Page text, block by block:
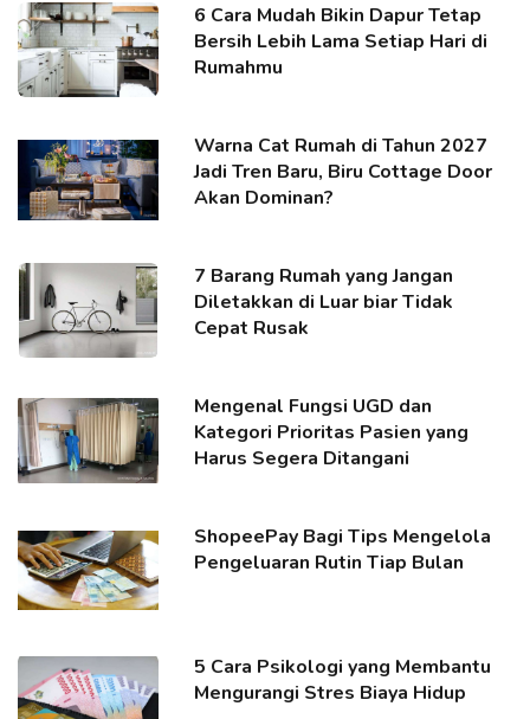
6 Cara Mudah Bikin Dapur Tetap
Bersih Lebih Lama Setiap Hari di
Rumahmu
Warna Cat Rumah di Tahun 2027
Jadi Tren Baru, Biru Cottage Door
Akan Dominan?
7 Barang Rumah yang Jangan
Diletakkan di Luar biar Tidak
Cepat Rusak
Mengenal Fungsi UGD dan
Kategori Prioritas Pasien yang
Harus Segera Ditangani
ShopeePay Bagi Tips Mengelola
Pengeluaran Rutin Tiap Bulan
5 Cara Psikologi yang Membantu
Mengurangi Stres Biaya Hidup